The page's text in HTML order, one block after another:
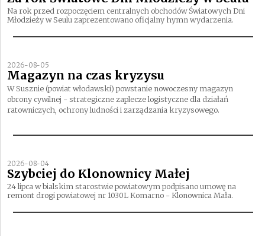
Na rok przed rozpoczęciem centralnych obchodów Światowych Dni
Młodzieży w Seulu zaprezentowano oficjalny hymn wydarzenia.
2026-08-05
Magazyn na czas kryzysu
W Susznie (powiat włodawski) powstanie nowoczesny magazyn
obrony cywilnej - strategiczne zaplecze logistyczne dla działań
ratowniczych, ochrony ludności i zarządzania kryzysowego.
2026-08-04
Szybciej do Klonownicy Małej
24 lipca w bialskim starostwie powiatowym podpisano umowę na
remont drogi powiatowej nr 1030L Komarno - Klonownica Mała.